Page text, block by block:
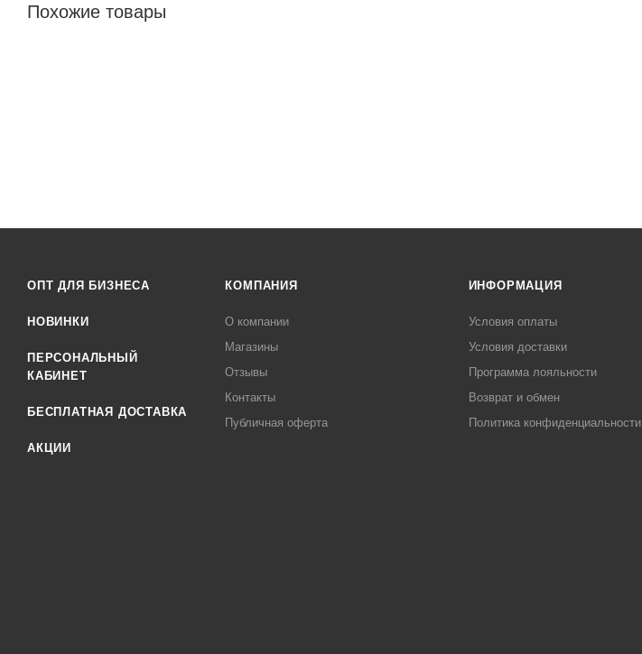
Похожие товары
ОПТ ДЛЯ БИЗНЕСА
НОВИНКИ
ПЕРСОНАЛЬНЫЙ
КАБИНЕТ
БЕСПЛАТНАЯ ДОСТАВКА
АКЦИИ
КОМПАНИЯ
О компании
Магазины
Отзывы
Контакты
Публичная оферта
ИНФОРМАЦИЯ
Условия оплаты
Условия доставки
Программа лояльности
Возврат и обмен
Политика конфиденциальности